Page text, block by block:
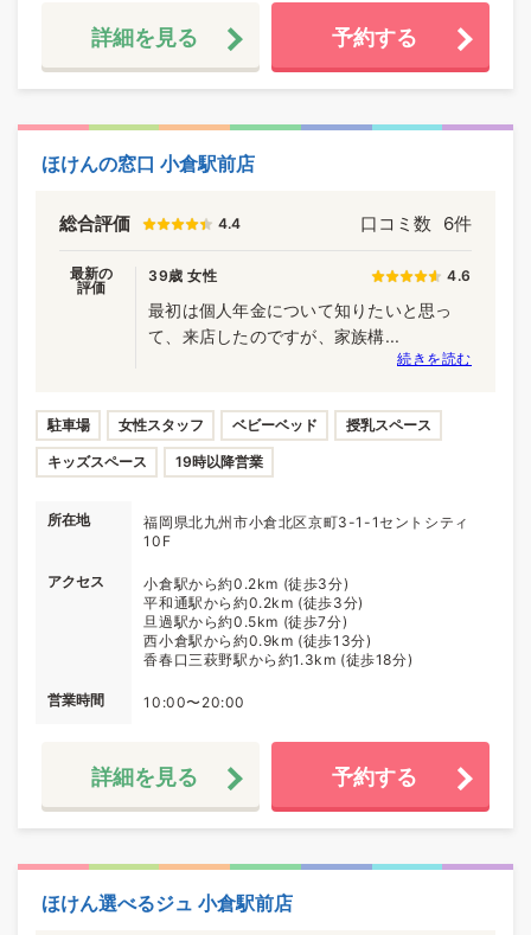
詳細を見る 予約する
ほけんの窓口 小倉駅前店
総合評価 4.4 口コミ数 6件
最新の
評価
39歳 女性 4.6
最初は個人年金について知りたいと思っ
て、来店したのですが、家族構...
続きを読む
駐車場 女性スタッフ ベビーベッド 授乳スペース
キッズスペース 19時以降営業
所在地
福岡県北九州市小倉北区京町3-1-1セントシティ
10F
アクセス
小倉駅から約0.2km (徒歩3分)
平和通駅から約0.2km (徒歩3分)
旦過駅から約0.5km (徒歩7分)
西小倉駅から約0.9km (徒歩13分)
香春口三萩野駅から約1.3km (徒歩18分)
営業時間 10:00〜20:00
詳細を見る 予約する
ほけん選べるジュ 小倉駅前店